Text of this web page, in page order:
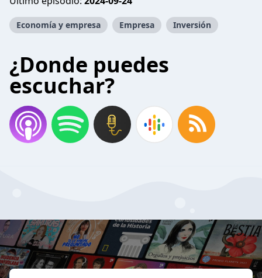
Economía y empresa Empresa Inversión
¿Donde puedes
escuchar?